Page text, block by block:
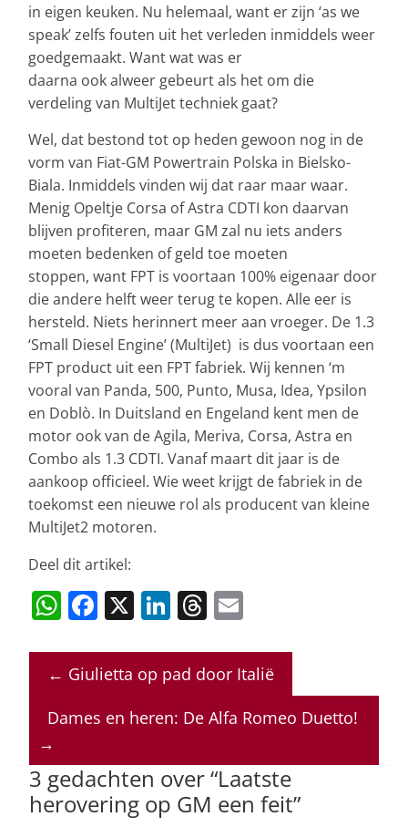
in eigen keuken. Nu helemaal, want er zijn ‘as we
speak’ zelfs fouten uit het verleden inmiddels weer
goedgemaakt. Want wat was er
daarna ook alweer gebeurt als het om die
verdeling van MultiJet techniek gaat?
Wel, dat bestond tot op heden gewoon nog in de
vorm van Fiat-GM Powertrain Polska in Bielsko-
Biala. Inmiddels vinden wij dat raar maar waar.
Menig Opeltje Corsa of Astra CDTI kon daarvan
blijven profiteren, maar GM zal nu iets anders
moeten bedenken of geld toe moeten
stoppen, want FPT is voortaan 100% eigenaar door
die andere helft weer terug te kopen. Alle eer is
hersteld. Niets herinnert meer aan vroeger. De 1.3
‘Small Diesel Engine’ (MultiJet) is dus voortaan een
FPT product uit een FPT fabriek. Wij kennen ‘m
vooral van Panda, 500, Punto, Musa, Idea, Ypsilon
en Doblò. In Duitsland en Engeland kent men de
motor ook van de Agila, Meriva, Corsa, Astra en
Combo als 1.3 CDTI. Vanaf maart dit jaar is de
aankoop officieel. Wie weet krijgt de fabriek in de
toekomst een nieuwe rol als producent van kleine
MultiJet2 motoren.
Deel dit artikel:
W
at
s
A
p
F
c
e
b
o
k
X Li
k
e
dI
T
re
a
d
ai
l
← Giulietta op pad door Italië
Dames en heren: De Alfa Romeo Duetto!
→
3 gedachten over “Laatste
herovering op GM een feit”